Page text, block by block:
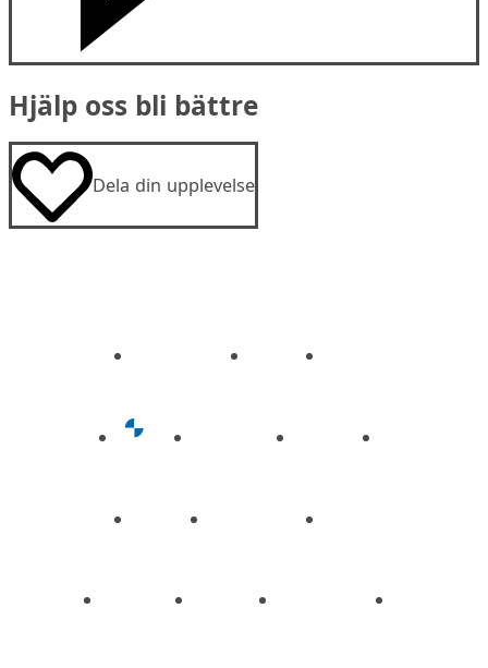
Hjälp oss bli bättre
Dela din upplevelse